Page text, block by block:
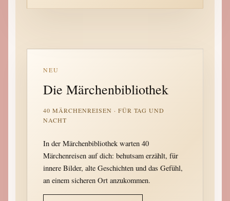
NEU
Die Märchenbibliothek
40 MÄRCHENREISEN · FÜR TAG UND
NACHT
In der Märchenbibliothek warten 40
Märchenreisen auf dich: behutsam erzählt, für
innere Bilder, alte Geschichten und das Gefühl,
an einem sicheren Ort anzukommen.